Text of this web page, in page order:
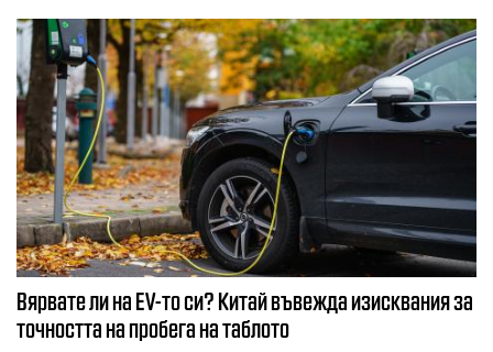
Вярвате ли на EV-то си? Китай въвежда изисквания за
точността на пробега на таблото